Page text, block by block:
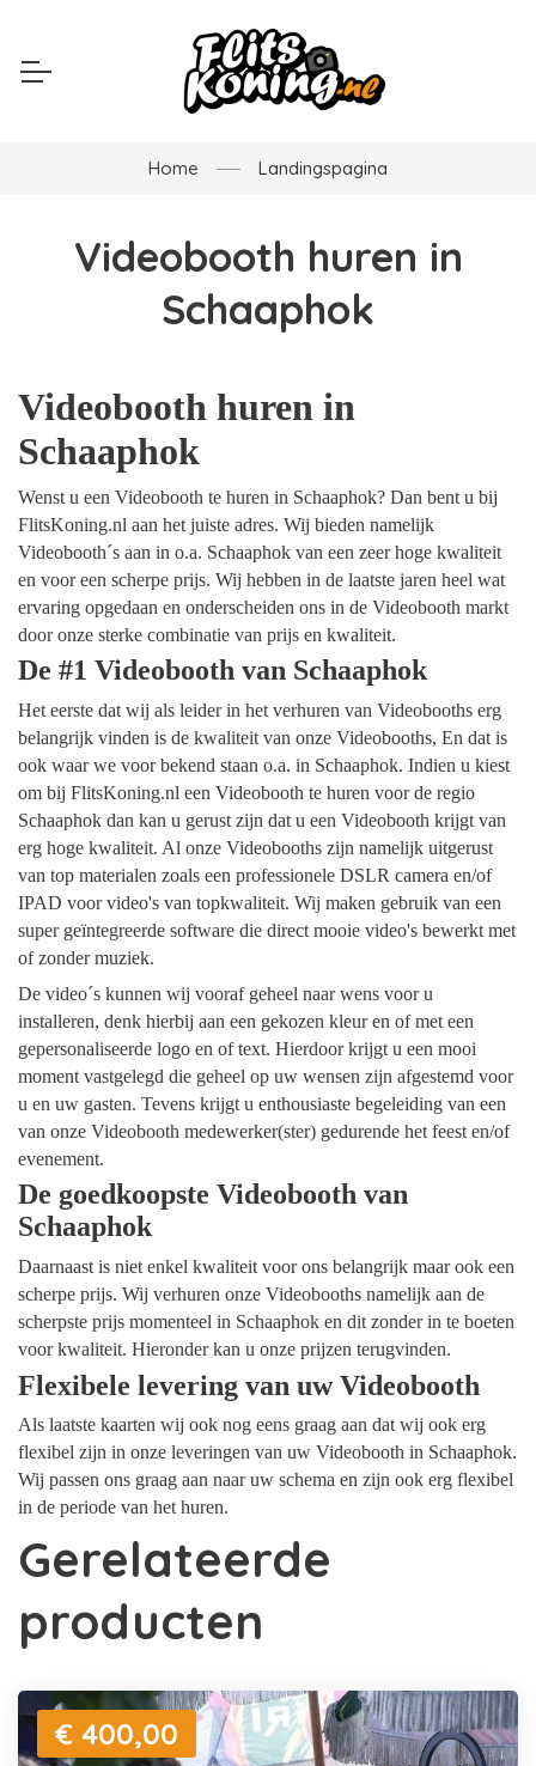
Home Landingspagina
Videobooth huren in
Schaaphok
Videobooth huren in
Schaaphok
Wenst u een Videobooth te huren in Schaaphok? Dan bent u bij
FlitsKoning.nl aan het juiste adres. Wij bieden namelijk
Videobooth´s aan in o.a. Schaaphok van een zeer hoge kwaliteit
en voor een scherpe prijs. Wij hebben in de laatste jaren heel wat
ervaring opgedaan en onderscheiden ons in de Videobooth markt
door onze sterke combinatie van prijs en kwaliteit.
De #1 Videobooth van Schaaphok
Het eerste dat wij als leider in het verhuren van Videobooths erg
belangrijk vinden is de kwaliteit van onze Videobooths, En dat is
ook waar we voor bekend staan o.a. in Schaaphok. Indien u kiest
om bij FlitsKoning.nl een Videobooth te huren voor de regio
Schaaphok dan kan u gerust zijn dat u een Videobooth krijgt van
erg hoge kwaliteit. Al onze Videobooths zijn namelijk uitgerust
van top materialen zoals een professionele DSLR camera en/of
IPAD voor video's van topkwaliteit. Wij maken gebruik van een
super geïntegreerde software die direct mooie video's bewerkt met
of zonder muziek.
De video´s kunnen wij vooraf geheel naar wens voor u
installeren, denk hierbij aan een gekozen kleur en of met een
gepersonaliseerde logo en of text. Hierdoor krijgt u een mooi
moment vastgelegd die geheel op uw wensen zijn afgestemd voor
u en uw gasten. Tevens krijgt u enthousiaste begeleiding van een
van onze Videobooth medewerker(ster) gedurende het feest en/of
evenement.
De goedkoopste Videobooth van
Schaaphok
Daarnaast is niet enkel kwaliteit voor ons belangrijk maar ook een
scherpe prijs. Wij verhuren onze Videobooths namelijk aan de
scherpste prijs momenteel in Schaaphok en dit zonder in te boeten
voor kwaliteit. Hieronder kan u onze prijzen terugvinden.
Flexibele levering van uw Videobooth
Als laatste kaarten wij ook nog eens graag aan dat wij ook erg
flexibel zijn in onze leveringen van uw Videobooth in Schaaphok.
Wij passen ons graag aan naar uw schema en zijn ook erg flexibel
in de periode van het huren.
Gerelateerde
producten
€ 400,00